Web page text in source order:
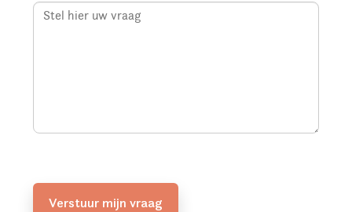
Verstuur mijn vraag